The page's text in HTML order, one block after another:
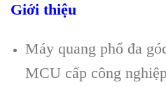
Giới thiệu
Máy quang phổ đa
MCU cấp công